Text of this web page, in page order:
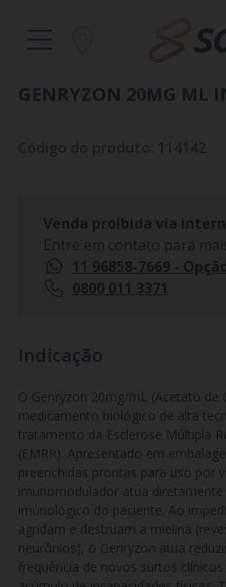
GENRYZON 20MG ML
Venda proibida via
Entre em contato para
11 96858-7669 -
0800 011 3371
Indicação
O Genryzon 20mg/mL (Acetato de
medicamento biológico de alta
tratamento da Esclerose Múltipla
(EMRR). Apresentado em
preenchidas prontas para uso por
imunomodulador atua
imunológico do paciente. Ao
agridam e destruam a mielina
neurônios), o Genryzon atua
frequência de novos surtos